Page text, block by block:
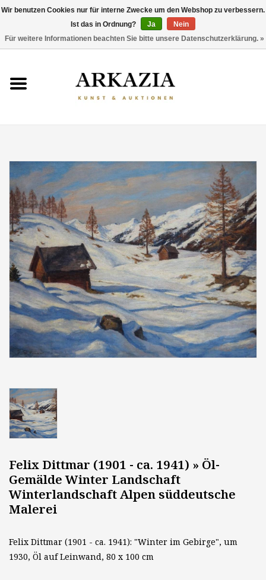
AKTUELLER KATALOG
THEMEN
ENTDECKEN
Felix Dittmar (1901 - ca. 1941) ­» Öl-
Gemälde Winter Landschaft
Winterlandschaft Alpen süddeutsche
Malerei
Felix Dittmar (1901 - ca. 1941): "Winter im Gebirge", um
1930, Öl auf Leinwand, 80 x 100 cm
Wir benutzen Cookies nur für interne Zwecke um den Webshop zu verbessern.
Ist das in Ordnung?
Ja
Nein
Für weitere Informationen beachten Sie bitte unsere Datenschutzerklärung. »